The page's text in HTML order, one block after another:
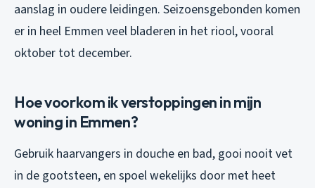
aanslag in oudere leidingen. Seizoensgebonden komen
er in heel Emmen veel bladeren in het riool, vooral
oktober tot december.
Hoe voorkom ik verstoppingen in mijn
woning in Emmen?
Gebruik haarvangers in douche en bad, gooi nooit vet
in de gootsteen, en spoel wekelijks door met heet